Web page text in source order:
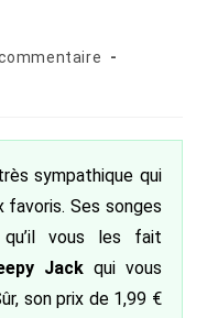
sympathique qui
Ses songes
vous les fait
Jackqui vous
son prix de 1,99 €